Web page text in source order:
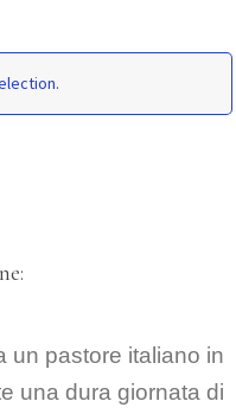
un pastore italiano in
una dura giornata di